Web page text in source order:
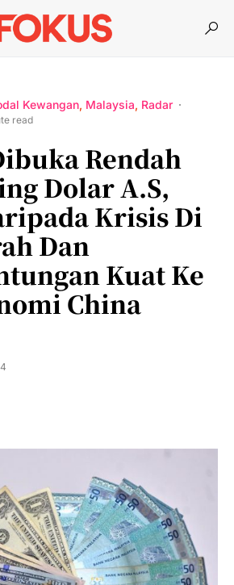
Kewangan Malaysia Radar
read
Rendah
Dolar A.S,
Krisis Di
Dan
Kuat Ke
China